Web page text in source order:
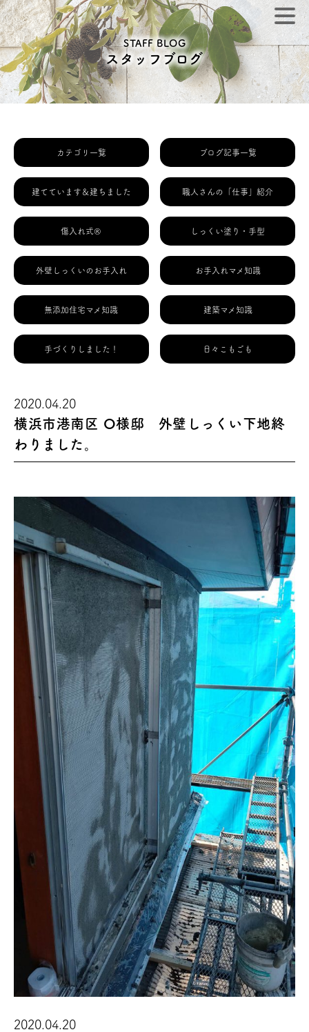
STAFF BLOG
スタッフブログ
カテゴリ一覧 ブログ記事一覧
建てています＆建ちました 職人さんの「仕事」紹介
傷入れ式® しっくい塗り・手型
外壁しっくいのお手入れ お手入れマメ知識
無添加住宅マメ知識 建築マメ知識
手づくりしました！ 日々こもごも
2020.04.20
横浜市港南区 O様邸 外壁しっくい下地終
わりました。
2020.04.20